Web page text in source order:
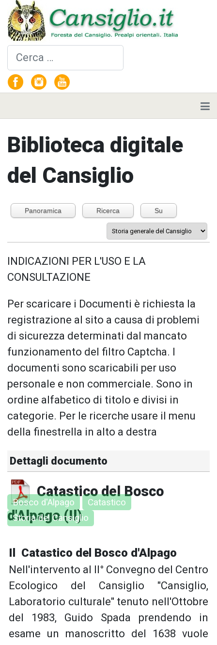
Cerca
Biblioteca digitale
del Cansiglio
Panoramica Ricerca Su
INDICAZIONI PER L'USO E LA
CONSULTAZIONE
Per scaricare i Documenti è richiesta la
registrazione al sito a causa di problemi
di sicurezza determinati dal mancato
funzionamento del filtro Captcha. I
documenti sono scaricabili per uso
personale e non commerciale. Sono in
ordine alfabetico di titolo e divisi in
categorie. Per le ricerche usare il menu
della finestrella in alto a destra
Dettagli documento
Catastico del Bosco
d'Alpago (Il)
Bosco d'Alpago
Catastico
Storia del Cansiglio
Il Catastico del Bosco d'Alpago
Nell'intervento al II° Convegno del Centro
Ecologico del Cansiglio "Cansiglio,
Laboratorio culturale" tenuto nell'Ottobre
del 1983, Guido Spada prendendo in
esame un manoscritto del 1638 vuole